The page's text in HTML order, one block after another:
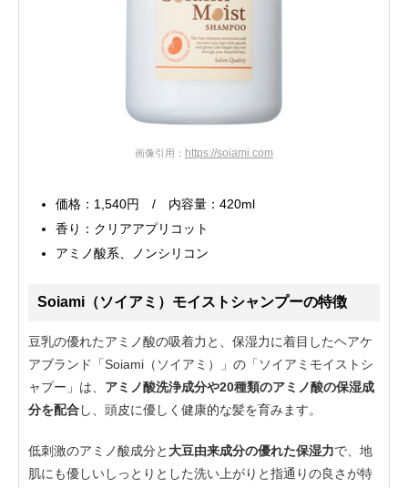
画像引用： https://soiami.com
価格：1,540円 / 内容量：420ml
香り：クリアアプリコット
アミノ酸系、ノンシリコン
Soiami（ソイアミ）モイストシャンプーの特徴
豆乳の優れたアミノ酸の吸着力と、保湿力に着目したヘアケ
アブランド「Soiami（ソイアミ）」の「ソイアミモイストシ
ャプー」は、 アミノ酸洗浄成分や20種類のアミノ酸の保湿成
分を配合し、頭皮に優しく健康的な髪を育みます。
低刺激のアミノ酸成分と 大豆由来成分の優れた保湿力で、地
肌にも優しいしっとりとした洗い上がりと指通りの良さが特